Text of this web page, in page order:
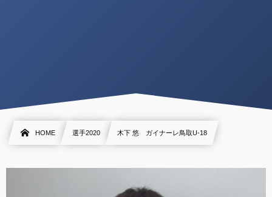
HOME 選手2020 木下 悠 ガイナーレ鳥取U-18